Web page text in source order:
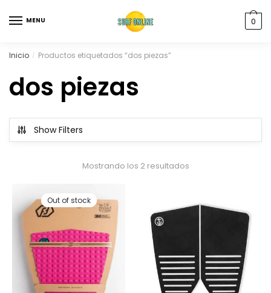
MENU 0
Inicio / Productos etiquetados “dos piezas”
dos piezas
Show Filters
Mostrando los 2 resultados
Out of stock